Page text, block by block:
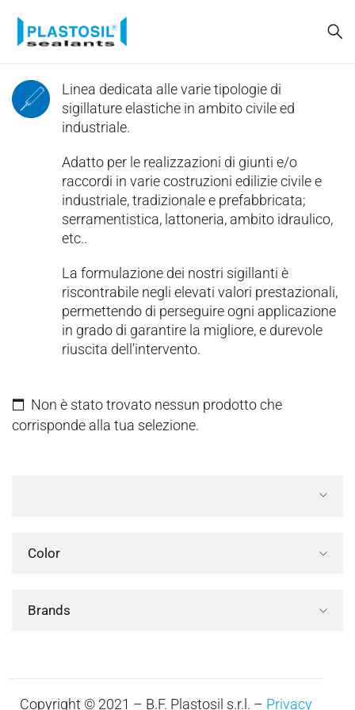
Linea dedicata alle varie tipologie di
sigillature elastiche in ambito civile ed
industriale.
Adatto per le realizzazioni di giunti e/o
raccordi in varie costruzioni edilizie civile e
industriale, tradizionale e prefabbricata;
serramentistica, lattoneria, ambito idraulico,
etc..
La formulazione dei nostri sigillanti è
riscontrabile negli elevati valori prestazionali,
permettendo di perseguire ogni applicazione
in grado di garantire la migliore, e durevole
riuscita dell’intervento.
Non è stato trovato nessun prodotto che
corrisponde alla tua selezione.
Color
Brands
Copyright © 2021 – B.F. Plastosil s.r.l. – Privacy